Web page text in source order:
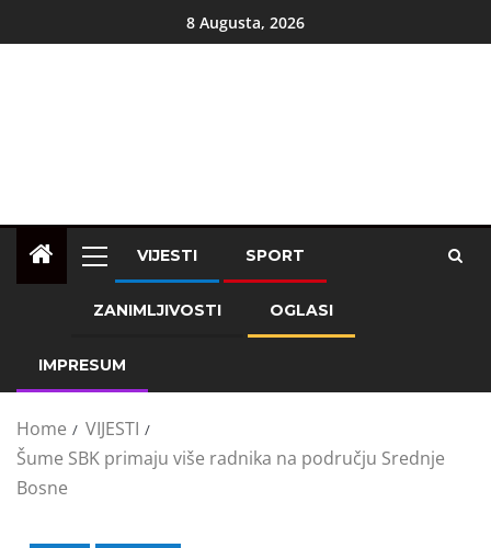
8 Augusta, 2026
VIJESTI SPORT
ZANIMLJIVOSTI OGLASI
IMPRESUM
Home
VIJESTI
Šume SBK primaju više radnika na području Srednje
Bosne